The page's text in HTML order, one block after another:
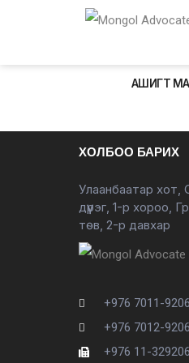
АШИГТ
ХОЛБОО БАРИХ
Улаанбаатар хот,
дүүрэг, 1-р хороо,
төв, 2-р давхар
+976 7011-9206
+976 7012-9206
+976 11-329206